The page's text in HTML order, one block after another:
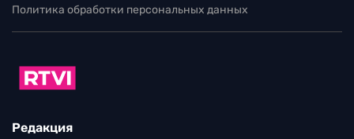
Политика обработки персональных данных
Редакция